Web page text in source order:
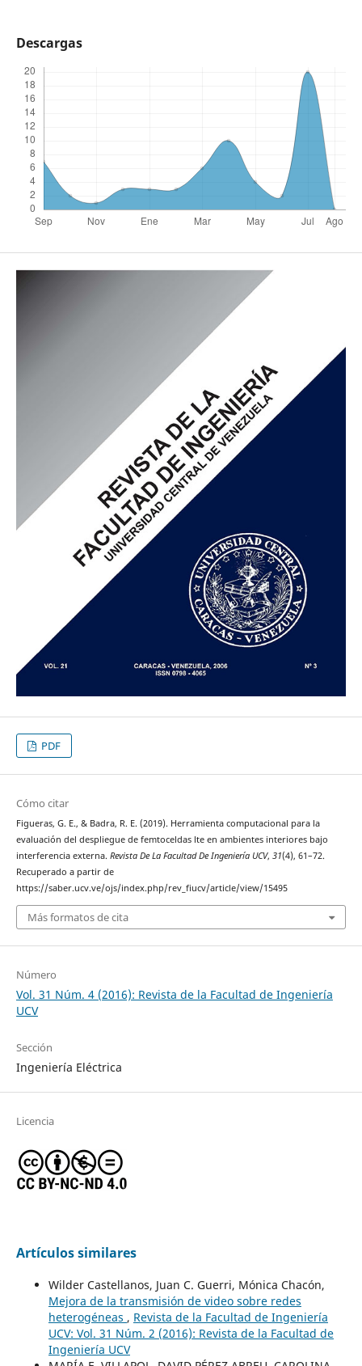
Descargas
PDF
Cómo citar
Figueras, G. E., & Badra, R. E. (2019). Herramienta computacional para la
evaluación del despliegue de femtoceldas lte en ambientes interiores bajo
interferencia externa. Revista De La Facultad De Ingeniería UCV, 31(4), 61–72.
Recuperado a partir de
https://saber.ucv.ve/ojs/index.php/rev_fiucv/article/view/15495
Más formatos de cita
Número
Vol. 31 Núm. 4 (2016): Revista de la Facultad de Ingeniería
UCV
Sección
Ingeniería Eléctrica
Licencia
Artículos similares
Wilder Castellanos, Juan C. Guerri, Mónica Chacón,
Mejora de la transmisión de video sobre redes
heterogéneas , Revista de la Facultad de Ingeniería
UCV: Vol. 31 Núm. 2 (2016): Revista de la Facultad de
Ingeniería UCV